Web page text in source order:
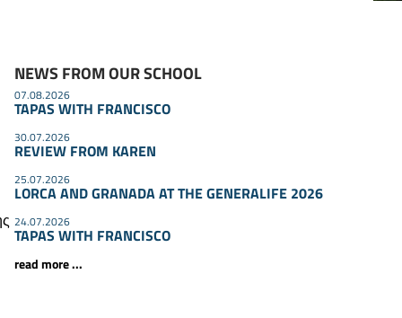
NEWS FROM OUR SCHOOL
07.08.2026
TAPAS WITH FRANCISCO
30.07.2026
REVIEW FROM KAREN
25.07.2026
LORCA AND GRANADA AT THE GENERALIFE 2026
24.07.2026
TAPAS WITH FRANCISCO
read more ...